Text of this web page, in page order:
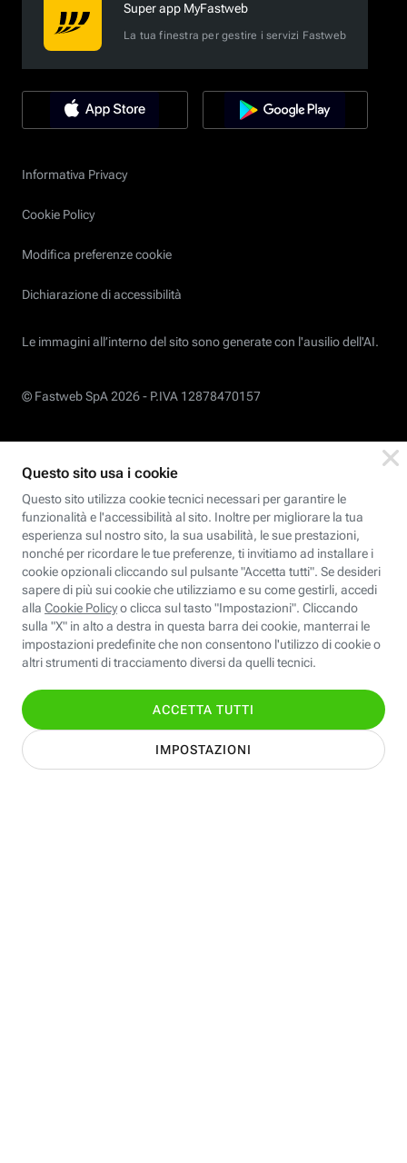
Super app MyFastweb
La tua finestra per gestire i servizi Fastweb
Informativa Privacy
Cookie Policy
Modifica preferenze cookie
Dichiarazione di accessibilità
Le immagini all’interno del sito sono generate con l'ausilio dell'AI.
© Fastweb SpA 2026 - P.IVA 12878470157